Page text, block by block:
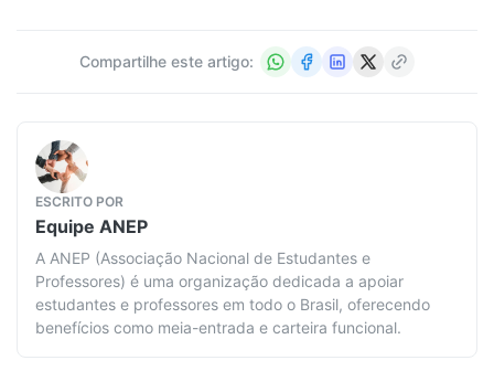
Compartilhe este artigo:
ESCRITO POR
Equipe ANEP
A ANEP (Associação Nacional de Estudantes e
Professores) é uma organização dedicada a apoiar
estudantes e professores em todo o Brasil, oferecendo
benefícios como meia-entrada e carteira funcional.